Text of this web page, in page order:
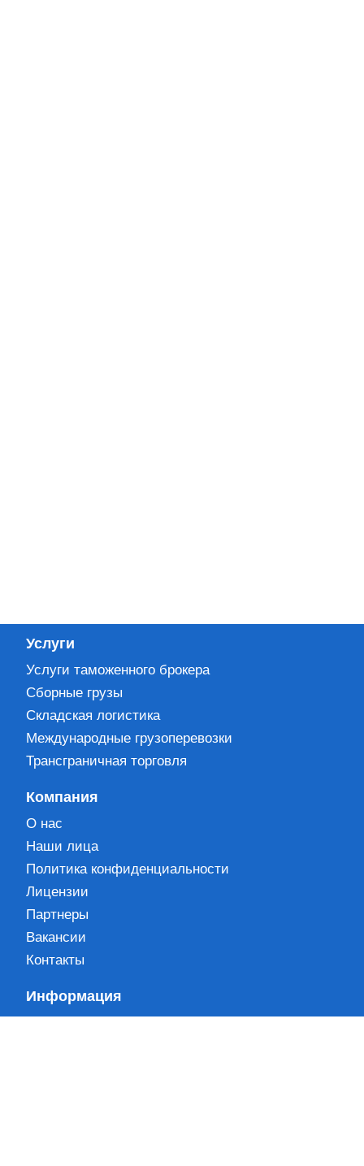
Услуги
Услуги таможенного брокера
Сборные грузы
Складская логистика
Международные грузоперевозки
Трансграничная торговля
Компания
О нас
Наши лица
Политика конфиденциальности
Лицензии
Партнеры
Вакансии
Контакты
Информация